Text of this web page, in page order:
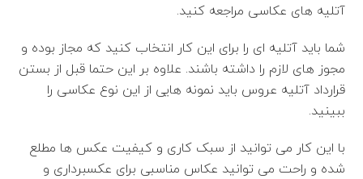
آتلیه های عکاسی مراجعه کنید.
شما باید آتلیه ای را برای این کار انتخاب کنید که مجاز بوده و
مجوز های لازم را داشته باشند. علاوه بر این حتما قبل از بستن
قرارداد آتلیه عروس باید نمونه هایی از این نوع عکاسی را
ببینید.
با این کار می توانید از سبک کاری و کیفیت عکس ها مطلع
شده و راحت می توانید عکاس مناسبی برای عکسبرداری و